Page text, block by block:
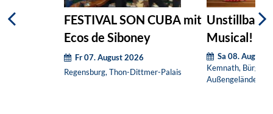
FESTIVAL SON CUBA mit
Ecos de Siboney
Fr 07. August 2026
Regensburg, Thon-Dittmer-Palais
Unstillbare
Musical!
Sa 08. August
Kemnath,
Außengelände